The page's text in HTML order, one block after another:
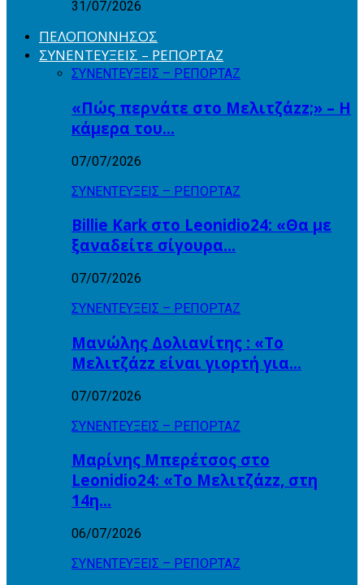
31/07/2026
ΠΕΛΟΠΟΝΝΗΣΟΣ
ΣΥΝΕΝΤΕΥΞΕΙΣ – ΡΕΠΟΡΤΑΖ
ΣΥΝΕΝΤΕΥΞΕΙΣ – ΡΕΠΟΡΤΑΖ
«Πώς περνάτε στο Μελιτζάzz;» – Η
κάμερα του…
07/07/2026
ΣΥΝΕΝΤΕΥΞΕΙΣ – ΡΕΠΟΡΤΑΖ
Billie Kark στο Leonidio24: «Θα με
ξαναδείτε σίγουρα…
07/07/2026
ΣΥΝΕΝΤΕΥΞΕΙΣ – ΡΕΠΟΡΤΑΖ
Μανώλης Δολιανίτης : «Το
Μελιτζάzz είναι γιορτή για…
07/07/2026
ΣΥΝΕΝΤΕΥΞΕΙΣ – ΡΕΠΟΡΤΑΖ
Μαρίνης Μπερέτσος στο
Leonidio24: «Το Μελιτζάzz, στη
14η…
06/07/2026
ΣΥΝΕΝΤΕΥΞΕΙΣ – ΡΕΠΟΡΤΑΖ